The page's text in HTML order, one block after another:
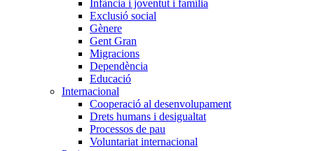
Infància i joventut i família
Exclusió social
Gènere
Gent Gran
Migracions
Dependència
Educació
Internacional
Cooperació al desenvolupament
Drets humans i desigualtat
Processos de pau
Voluntariat internacional